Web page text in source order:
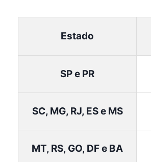
Estado
SP e PR
SC, MG, RJ, ES e MS
MT, RS, GO, DF e BA